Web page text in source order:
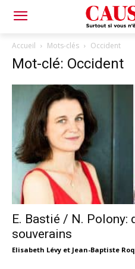
Accueil Mots-clés Occident
Mot-clé: Occident
E. Bastié / N. Polony:
souverains
Elisabeth Lévy et Jean-Baptiste